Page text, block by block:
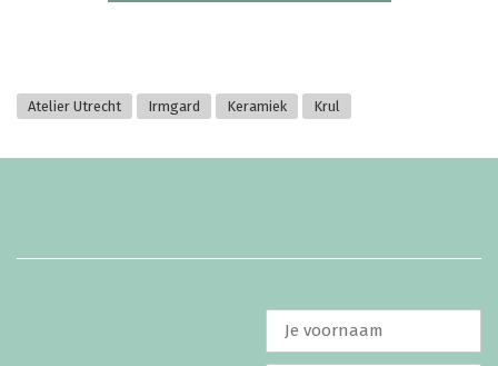
Atelier Utrecht Irmgard Keramiek Krul